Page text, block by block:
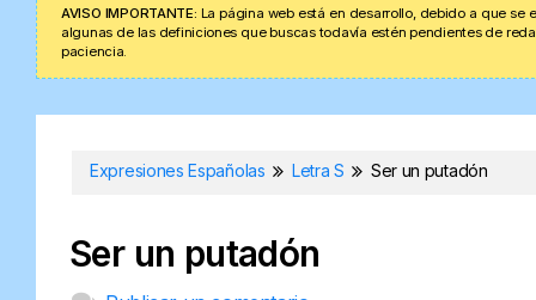
AVISO IMPORTANTE: La página web está en desarrollo, debido a que
algunas de las definiciones que buscas todavía estén pendientes de
paciencia.
Expresiones Españolas Letra S Ser un putadón
Ser un putadón